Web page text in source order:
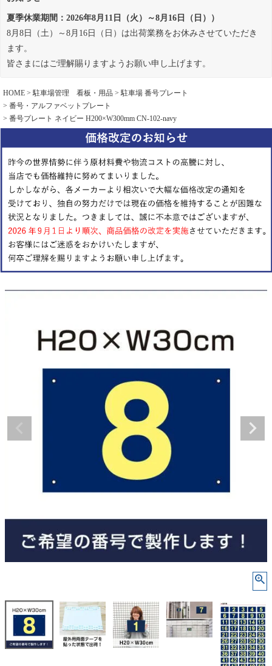
夏季休業期間：2026年8月11日（火）～8月16日（日））
8月8日（土）～8月16日（日）は出荷業務をお休みさせていただき
ます。
皆さまにはご理解賜りますようお願い申し上げます。
HOME 駐車場管理 看板・用品
駐車場 番号プレート
番号・アルファベットプレート
番号プレート ネイビー H200×W300mm CN-102-navy